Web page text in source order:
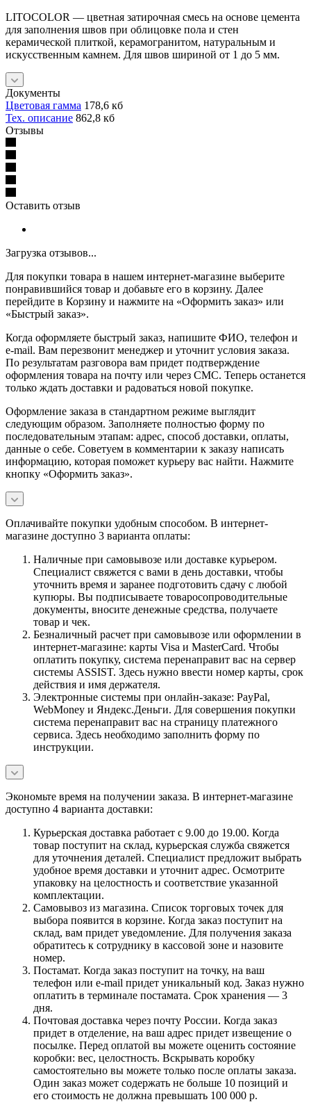
LITOCOLOR — цветная затирочная смесь на основе цемента
для заполнения швов при облицовке пола и стен
керамической плиткой, керамогранитом, натуральным и
искусственным камнем. Для швов шириной от 1 до 5 мм.
Документы
Цветовая гамма 178,6 кб
Тех. описание 862,8 кб
Отзывы
Оставить отзыв
Загрузка отзывов...
Для покупки товара в нашем интернет-магазине выберите
понравившийся товар и добавьте его в корзину. Далее
перейдите в Корзину и нажмите на «Оформить заказ» или
«Быстрый заказ».
Когда оформляете быстрый заказ, напишите ФИО, телефон и
e-mail. Вам перезвонит менеджер и уточнит условия заказа.
По результатам разговора вам придет подтверждение
оформления товара на почту или через СМС. Теперь останется
только ждать доставки и радоваться новой покупке.
Оформление заказа в стандартном режиме выглядит
следующим образом. Заполняете полностью форму по
последовательным этапам: адрес, способ доставки, оплаты,
данные о себе. Советуем в комментарии к заказу написать
информацию, которая поможет курьеру вас найти. Нажмите
кнопку «Оформить заказ».
Оплачивайте покупки удобным способом. В интернет-
магазине доступно 3 варианта оплаты:
Наличные при самовывозе или доставке курьером.
Специалист свяжется с вами в день доставки, чтобы
уточнить время и заранее подготовить сдачу с любой
купюры. Вы подписываете товаросопроводительные
документы, вносите денежные средства, получаете
товар и чек.
Безналичный расчет при самовывозе или оформлении в
интернет-магазине: карты Visa и MasterCard. Чтобы
оплатить покупку, система перенаправит вас на сервер
системы ASSIST. Здесь нужно ввести номер карты, срок
действия и имя держателя.
Электронные системы при онлайн-заказе: PayPal,
WebMoney и Яндекс.Деньги. Для совершения покупки
система перенаправит вас на страницу платежного
сервиса. Здесь необходимо заполнить форму по
инструкции.
Экономьте время на получении заказа. В интернет-магазине
доступно 4 варианта доставки:
Курьерская доставка работает с 9.00 до 19.00. Когда
товар поступит на склад, курьерская служба свяжется
для уточнения деталей. Специалист предложит выбрать
удобное время доставки и уточнит адрес. Осмотрите
упаковку на целостность и соответствие указанной
комплектации.
Самовывоз из магазина. Список торговых точек для
выбора появится в корзине. Когда заказ поступит на
склад, вам придет уведомление. Для получения заказа
обратитесь к сотруднику в кассовой зоне и назовите
номер.
Постамат. Когда заказ поступит на точку, на ваш
телефон или e-mail придет уникальный код. Заказ нужно
оплатить в терминале постамата. Срок хранения — 3
дня.
Почтовая доставка через почту России. Когда заказ
придет в отделение, на ваш адрес придет извещение о
посылке. Перед оплатой вы можете оценить состояние
коробки: вес, целостность. Вскрывать коробку
самостоятельно вы можете только после оплаты заказа.
Один заказ может содержать не больше 10 позиций и
его стоимость не должна превышать 100 000 р.